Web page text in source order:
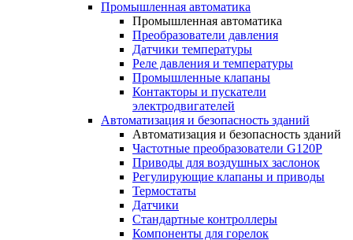
Промышленная автоматика
Промышленная автоматика
Преобразователи давления
Датчики температуры
Реле давления и температуры
Промышленные клапаны
Контакторы и пускатели
электродвигателей
Автоматизация и безопасность зданий
Автоматизация и безопасность зданий
Частотные преобразователи G120P
Приводы для воздушных заслонок
Регулирующие клапаны и приводы
Термостаты
Датчики
Стандартные контроллеры
Компоненты для горелок